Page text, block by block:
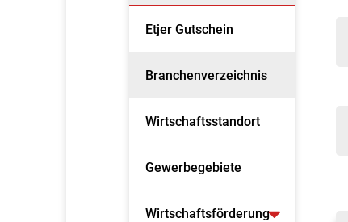
Etjer Gutschein
Branchenverzeichnis
Wirtschaftsstandort
Gewerbegebiete
Wirtschaftsförderung